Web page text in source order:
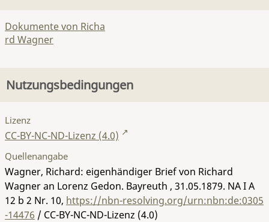
Dokumente von Richa
rd Wagner
Nutzungsbedingungen
Lizenz
CC-BY-NC-ND-Lizenz (4.0)
Quellenangabe
Wagner, Richard: eigenhändiger Brief von Richard
Wagner an Lorenz Gedon. Bayreuth , 31.05.1879. NA I A
12 b 2 Nr. 10, https://nbn-resolving.org/urn:nbn:de:0305
-14476 / CC-BY-NC-ND-Lizenz (4.0)